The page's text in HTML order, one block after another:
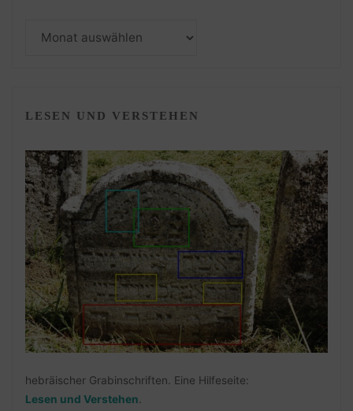
Monatsarchiv
LESEN UND VERSTEHEN
hebräischer Grabinschriften. Eine Hilfeseite:
Lesen und Verstehen